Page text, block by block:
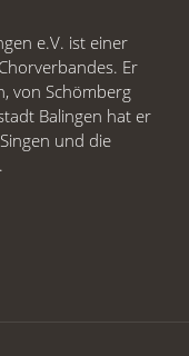
e.V. ist einer
Er
von Schömberg
Balingen hat er
und die